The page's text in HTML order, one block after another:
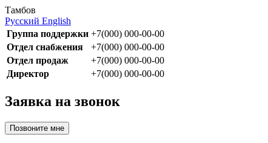
Тамбов
Русский English
Группа поддержки +7(000) 000-00-00
Отдел снабжения
+7(000) 000-00-00
Отдел продаж
+7(000) 000-00-00
Директор
+7(000) 000-00-00
Заявка на звонок
Позвоните мне